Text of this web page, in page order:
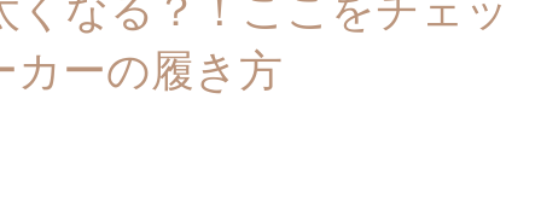
なる？！ここをチェッ
カーの履き方